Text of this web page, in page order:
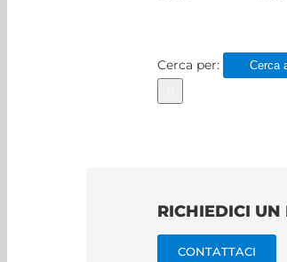
Cerca per:
RICHIEDICI UN
CONTATTACI